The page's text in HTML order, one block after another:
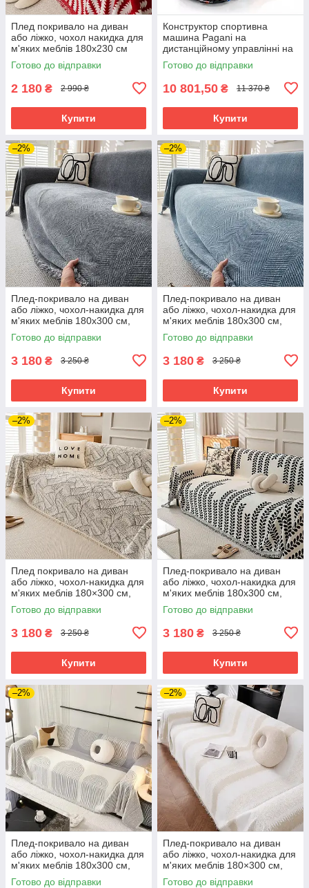
Плед покривало на диван
або ліжко, чохол накидка для
м'яких меблів 180х230 см
стиль бохо в смужку,
червоний
Готово до відправки
2 180 ₴ 2 990 ₴
Купити
Конструктор спортивна
машина Pagani на
дистанційному управлінні на
1883 деталі, колір
помаранчевий із синім
Готово до відправки
10 801,50 ₴ 11 370 ₴
Купити
–2%
Плед-покривало на диван
або ліжко, чохол-накидка для
м'яких меблів 180х300 см,
сірий
Готово до відправки
3 180 ₴ 3 250 ₴
Купити
–2%
Плед-покривало на диван
або ліжко, чохол-накидка для
м'яких меблів 180х300 см,
синій
Готово до відправки
3 180 ₴ 3 250 ₴
Купити
–2%
Плед покривало на диван
або ліжко, чохол-накидка для
м'яких меблів 180×300 см,
сіро-коричневий
Готово до відправки
3 180 ₴ 3 250 ₴
Купити
–2%
Плед-покривало на диван
або ліжко, чохол-накидка для
м'яких меблів 180х300 см,
білий з візерунком
Готово до відправки
3 180 ₴ 3 250 ₴
Купити
–2%
Плед-покривало на диван
або ліжко, чохол-накидка для
м'яких меблів 180х300 см,
сіро-білий
Готово до відправки
–2%
Плед-покривало на диван
або ліжко, чохол-накидка для
м'яких меблів 180×300 см,
бежево-коричневий
Готово до відправки